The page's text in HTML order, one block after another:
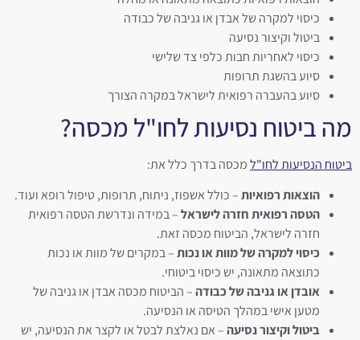
כיסוי למקרה של אבדן או גניבה של כבודה
ביטול וקיצור נסיעה
כיסוי לאחריות חבות כלפי צד שלישי
סיוע בהשגת תרופות
סיוע בהעברה רפואית לישראל במקרה הצורך
מה ביטוח נסיעות לחו"ל מכסה?
ביטוח הנסיעות לחו"למכסה בדרך כלל את:
הוצאות רפואיות– כולל אשפוז, ניתוח, תרופות, טיפול רופא ועוד.
הטסה רפואית חזרה לישראל– במידה ונדרשת הטסה רפואית
חזרה לישראל, הביטוח מכסה זאת.
כיסוי למקרה של מוות או נכות– במקרים של מוות או נכות
כתוצאה מתאונה, יש כיסוי ביטוחי.
אובדן או גניבה של כבודה– הביטוח מכסה אבדן או גניבה של
מטען אישי במהלך הטיסה או הנסיעה.
ביטול וקיצור נסיעה– אם נאלצת לבטל או לקצר את הנסיעה, יש